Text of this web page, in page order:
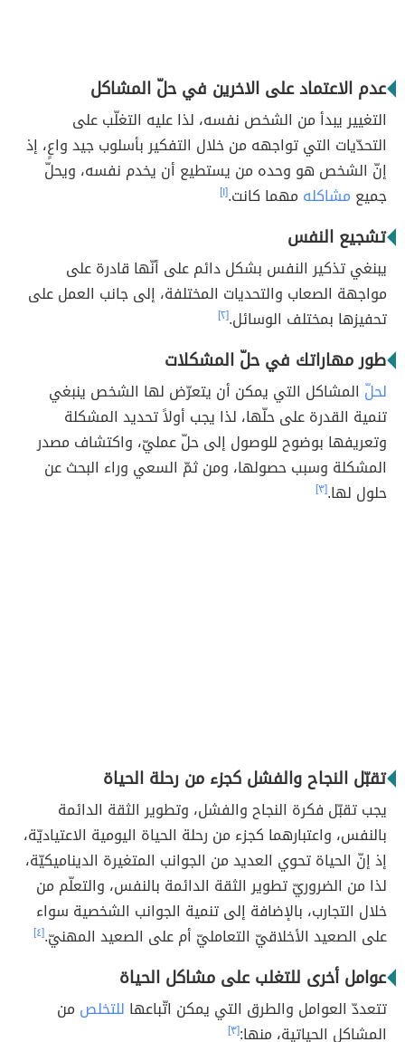
عدم الاعتماد على الاخرين في حلّ المشاكل
التغيير يبدأ من الشخص نفسه، لذا عليه التغلّب على
التحدّيات التي تواجهه من خلال التفكير بأسلوب جيد واعٍ، إذ
إنّ الشخص هو وحده من يستطيع أن يخدم نفسه، ويحلّ
جميع مشاكله مهما كانت.[١]
تشجيع النفس
يبنغي تذكير النفس بشكل دائم على أنّها قادرة على
مواجهة الصعاب والتحديات المختلفة، إلى جانب العمل على
تحفيزها بمختلف الوسائل.[٢]
طور مهاراتك في حلّ المشكلات
لحلّ المشاكل التي يمكن أن يتعرّض لها الشخص ينبغي
تنمية القدرة على حلّها، لذا يجب أولاً تحديد المشكلة
وتعريفها بوضوح للوصول إلى حلّ عمليّ، واكتشاف مصدر
المشكلة وسبب حصولها، ومن ثمّ السعي وراء البحث عن
حلول لها.[٣]
تقبّل النجاح والفشل كجزء من رحلة الحياة
يجب تقبّل فكرة النجاح والفشل، وتطوير الثقة الدائمة
بالنفس، واعتبارهما كجزء من رحلة الحياة اليومية الاعتياديّة،
إذ إنّ الحياة تحوي العديد من الجوانب المتغيرة الديناميكيّة،
لذا من الضروريّ تطوير الثقة الدائمة بالنفس، والتعلّم من
خلال التجارب، بالإضافة إلى تنمية الجوانب الشخصية سواء
على الصعيد الأخلاقيّ التعامليّ أم على الصعيد المهنيّ.[٤]
عوامل أخرى للتغلب على مشاكل الحياة
تتعددّ العوامل والطرق التي يمكن اتّباعها للتخلص من
المشاكل الحياتية، منها:[٣]